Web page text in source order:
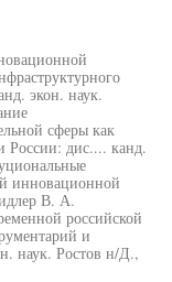
экон. наук.
сферы как
России: дис.... канд.
инновационной
В. А.
российской
и
наук. Ростов н/Д.,